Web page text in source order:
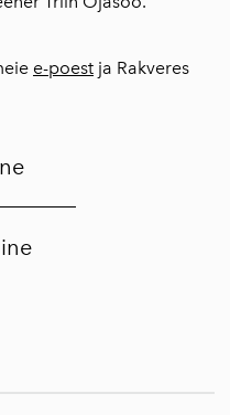
e-poest ja Rakveres